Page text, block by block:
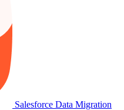
Salesforce Data Migration